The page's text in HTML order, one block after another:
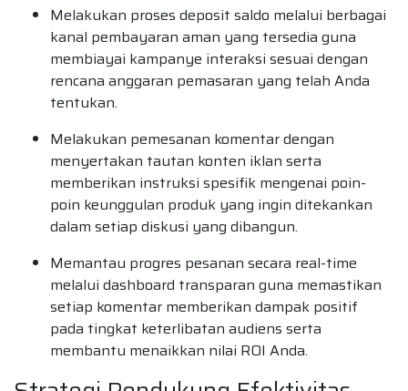
Melakukan proses deposit saldo melalui berbagai
kanal pembayaran aman yang tersedia guna
membiayai kampanye interaksi sesuai dengan
rencana anggaran pemasaran yang telah Anda
tentukan.
Melakukan pemesanan komentar dengan
menyertakan tautan konten iklan serta
memberikan instruksi spesifik mengenai poin-
poin keunggulan produk yang ingin ditekankan
dalam setiap diskusi yang dibangun.
Memantau progres pesanan secara real-time
melalui dashboard transparan guna memastikan
setiap komentar memberikan dampak positif
pada tingkat keterlibatan audiens serta
membantu menaikkan nilai ROI Anda.